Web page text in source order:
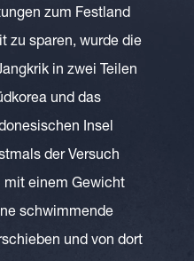
zum Festland
zu sparen, wurde die
in zwei Teilen
und das
Insel
der Versuch
mit einem Gewicht
schwimmende
und von dort